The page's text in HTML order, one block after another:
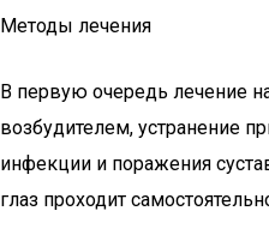
Методы лечения
В первую очередь лечение
возбудителем, устранение
инфекции и поражения
глаз проходит